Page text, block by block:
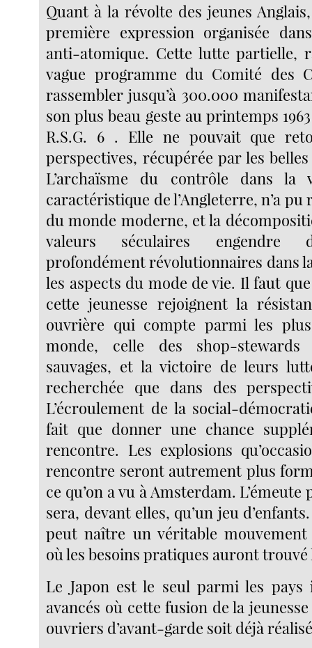
Quant à la révolte des jeunes
première expression organisée
anti-atomique. Cette lutte partielle,
vague programme du Comité des
rassembler jusqu’à 300.000
son plus beau geste au printemps
R.S.G. 6 . Elle ne pouvait que
perspectives, récupérée par les
L’archaïsme du contrôle dans la
caractéristique de l’Angleterre, n’a pu
du monde moderne, et la
valeurs séculaires engendre
profondément révolutionnaires dans
les aspects du mode de vie. Il faut
cette jeunesse rejoignent la
ouvrière qui compte parmi les
monde, celle des shop-
sauvages, et la victoire de leurs
recherchée que dans des
L’écroulement de la social-
fait que donner une chance
rencontre. Les explosions
rencontre seront autrement plus
ce qu’on a vu à Amsterdam.
sera, devant elles, qu’un jeu
peut naître un véritable
où les besoins pratiques auront
Le Japon est le seul parmi les pays
avancés où cette fusion de la
ouvriers d’avant-garde soit déjà